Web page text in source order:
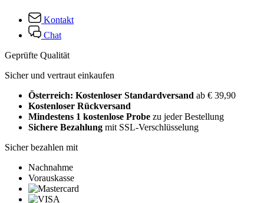
Kontakt
Chat
Geprüfte Qualität
Sicher und vertraut einkaufen
Österreich: Kostenloser Standardversand ab € 39,90
Kostenloser Rückversand
Mindestens 1 kostenlose Probe zu jeder Bestellung
Sichere Bezahlung mit SSL-Verschlüsselung
Sicher bezahlen mit
Nachnahme
Vorauskasse